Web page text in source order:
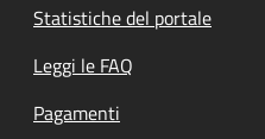
Statistiche del portale
Leggi le FAQ
Pagamenti